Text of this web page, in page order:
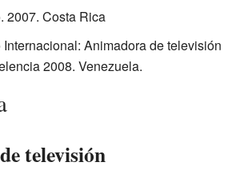
2007. Costa Rica
Animadora de televisión
2008. Venezuela.
televisión